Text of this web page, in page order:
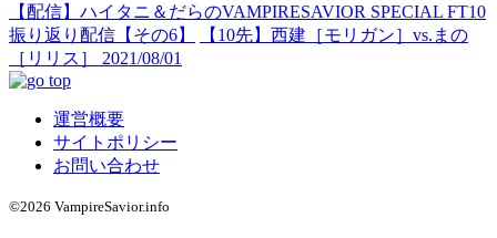
【配信】ハイタニ＆だらのVAMPIRESAVIOR SPECIAL FT10
振り返り配信【その6】
【10先】西建［モリガン］vs.まの
［リリス］ 2021/08/01
運営概要
サイトポリシー
お問い合わせ
©2026 VampireSavior.info